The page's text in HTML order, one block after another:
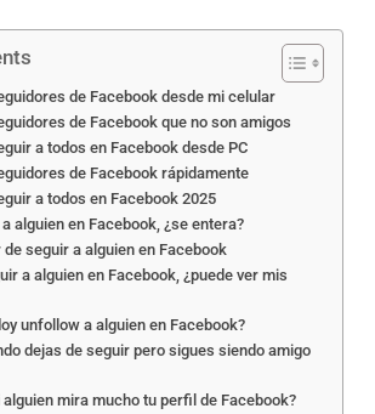
de Facebook desde mi celular
de Facebook que no son amigos
a todos en Facebook desde PC
de Facebook rápidamente
a todos en Facebook 2025
alguien en Facebook, ¿se entera?
de seguir a alguien en Facebook
a alguien en Facebook, ¿puede ver mis
unfollow a alguien en Facebook?
dejas de seguir pero sigues siendo amigo
alguien mira mucho tu perfil de Facebook?